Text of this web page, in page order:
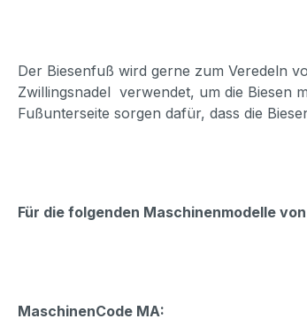
Der Biesenfuß wird gerne zum Veredeln
Zwillingsnadel verwendet, um die Biesen
Fußunterseite sorgen dafür, dass die
Für die folgenden Maschinenmodelle von
MaschinenCode MA: